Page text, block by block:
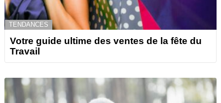
TENDANCES
Votre guide ultime des ventes de la fête du
Travail